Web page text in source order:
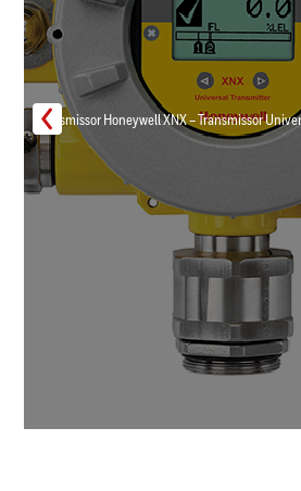
Transmissor Honeywell XNX – Transmissor